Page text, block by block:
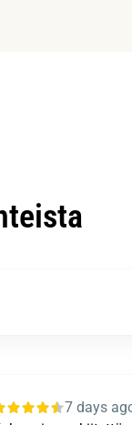
7 days